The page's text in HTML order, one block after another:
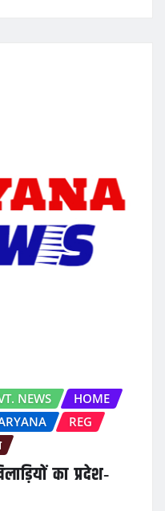
NEWS
HOME
REG
का प्रदेश-